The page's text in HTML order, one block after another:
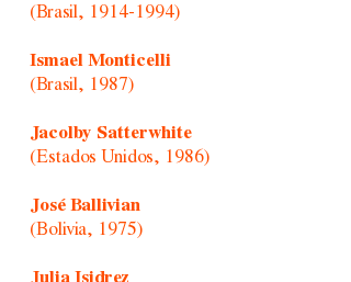
(Brasil, 1914-1994)
Ismael Monticelli
(Brasil, 1987)
Jacolby Satterwhite
(Estados Unidos, 1986)
José Ballivian
(Bolivia, 1975)
Julia Isidrez